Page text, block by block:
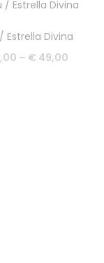
od
Estrella Divina
– € 49,00